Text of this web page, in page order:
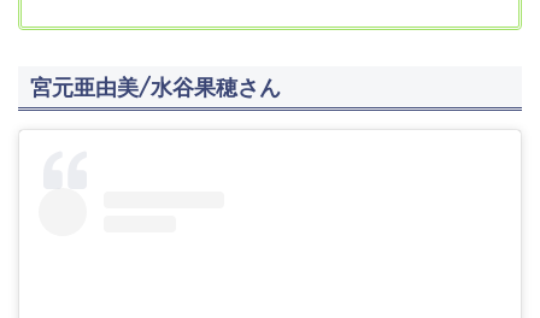
宮元亜由美/水谷果穂さん